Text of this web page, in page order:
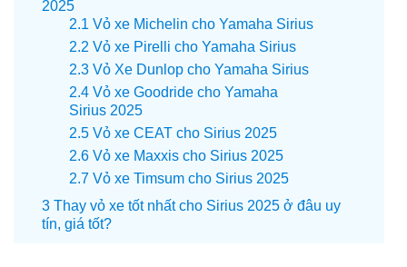
2025
Vỏ xe Michelin cho Yamaha Sirius
Vỏ xe Pirelli cho Yamaha Sirius
Vỏ Xe Dunlop cho Yamaha Sirius
Vỏ xe Goodride cho Yamaha
Sirius 2025
Vỏ xe CEAT cho Sirius 2025
Vỏ xe Maxxis cho Sirius 2025
Vỏ xe Timsum cho Sirius 2025
Thay vỏ xe tốt nhất cho Sirius 2025 ở đâu uy
tín, giá tốt?